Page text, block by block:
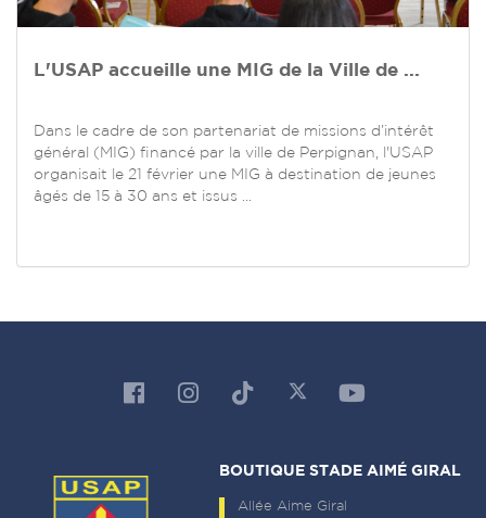
L'USAP accueille une MIG de la Ville de ...
Dans le cadre de son partenariat de missions d’intérêt
général (MIG) financé par la ville de Perpignan, l'USAP
organisait le 21 février une MIG à destination de jeunes
âgés de 15 à 30 ans et issus ...
BOUTIQUE STADE AIMÉ GIRAL
Allée Aime Giral